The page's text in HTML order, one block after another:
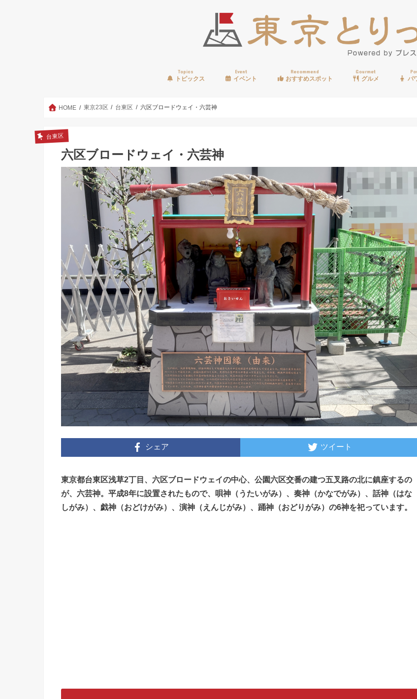
Topics
トピックス
Event
イベント
Recommend
おすすめスポット
Gourmet
グルメ パ
HOME 東京23区 台東区 六区ブロードウェイ・六芸神
台東区
六区ブロードウェイ・六芸神
シェア ツイート
東京都台東区浅草2丁目、六区ブロードウェイの中心、公園六区交番の建つ五叉路の北に鎮座するの
が、六芸神。平成8年に設置されたもので、唄神（うたいがみ）、奏神（かなでがみ）、話神（はな
しがみ）、戯神（おどけがみ）、演神（えんじがみ）、踊神（おどりがみ）の6神を祀っています。